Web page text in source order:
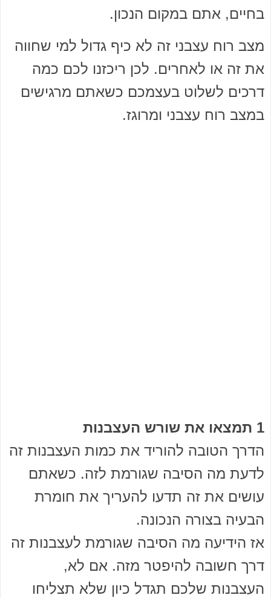
בחיים, אתם במקום הנכון.
מצב רוח עצבני זה לא כיף גדול למי שחווה
את זה או לאחרים. לכן ריכזנו לכם כמה
דרכים לשלוט בעצמכם כשאתם מרגישים
במצב רוח עצבני ומרוגז.
1 תמצאו את שורש העצבנות
הדרך הטובה להוריד את כמות העצבנות זה
לדעת מה הסיבה שגורמת לזה. כשאתם
עושים את זה תדעו להעריך את חומרת
הבעיה בצורה הנכונה.
אז הידיעה מה הסיבה שגורמת לעצבנות זה
דרך חשובה להיפטר מזה. אם לא,
העצבנות שלכם תגדל כיון שלא תצליחו